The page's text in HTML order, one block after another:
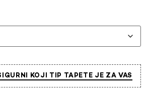
KOJI TIP TAPETE JE ZA VAS